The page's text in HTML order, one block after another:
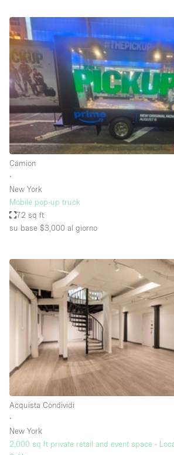
Aria condizionata
Arredamento
Ascensore
Attaccapanni
Attrezzature da ufficio
Bagni
Bagno
Camere Multiple
Elettricità
Esposizione di Automobili
Giardino
Illuminazione
Impianto audiovisivo
Industriale
Internet
Livello strada
Camion
∙
New York
Mobile pop-up truck
72 sq ft
su base $3,000 al giorno
Acquista Condividi
∙
New York
2,000 sq ft private retail and event space -